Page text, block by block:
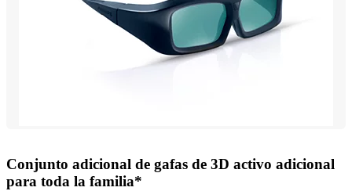
Conjunto adicional de gafas de 3D activo adicional
para toda la familia*